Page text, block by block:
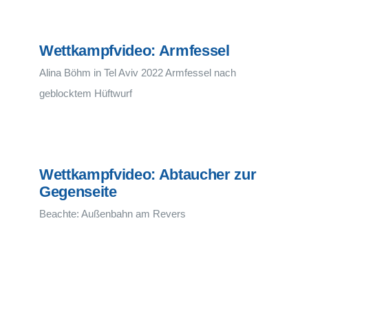
Wettkampfvideo: Armfessel
Alina Böhm in Tel Aviv 2022 Armfessel nach
geblocktem Hüftwurf
Wettkampfvideo: Abtaucher zur
Gegenseite
Beachte: Außenbahn am Revers